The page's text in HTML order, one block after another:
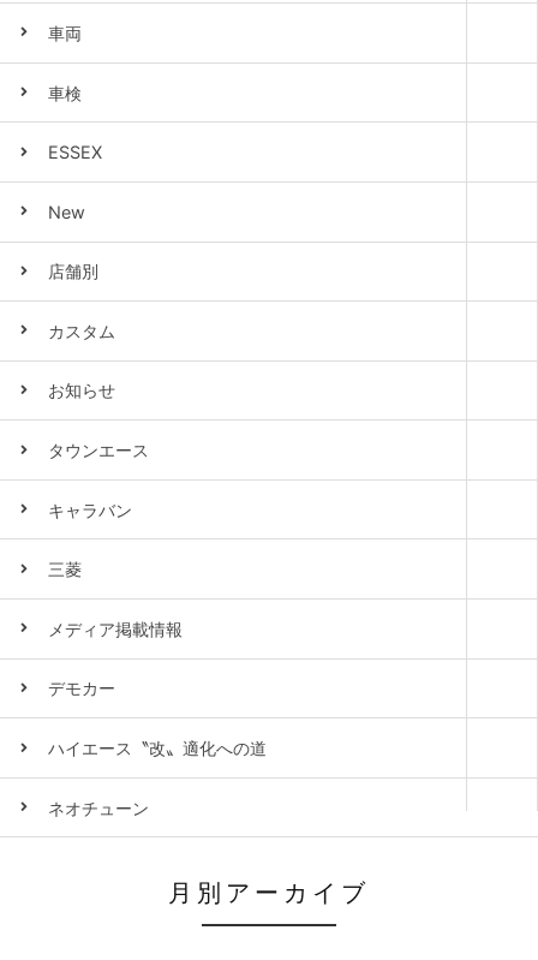
車両
車検
ESSEX
New
店舗別
カスタム
お知らせ
タウンエース
キャラバン
三菱
メディア掲載情報
デモカー
ハイエース〝改〟適化への道
ネオチューン
月別アーカイブ